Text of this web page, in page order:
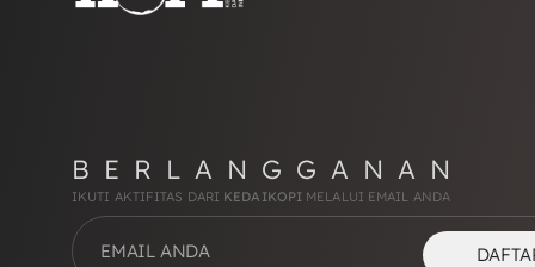
BERLANGGANAN
IKUTI AKTIFITAS DARI KEDAIKOPI MELALUI EMAIL ANDA